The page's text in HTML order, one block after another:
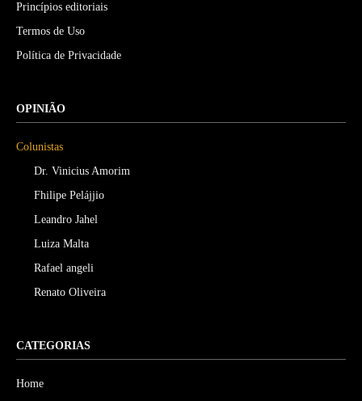
Princípios editoriais
Termos de Uso
Política de Privacidade
OPINIÃO
Colunistas
Dr. Vinicius Amorim
Fhilipe Pelájjio
Leandro Jahel
Luiza Malta
Rafael angeli
Renato Oliveira
CATEGORIAS
Home